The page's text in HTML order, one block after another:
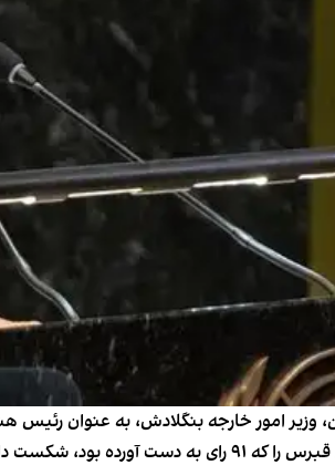
آنالنا بربوک، وزیر خارجه پیشین آلمان شد.